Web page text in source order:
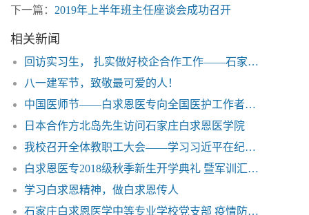
下一篇： 2019年上半年班主任座谈会成功召开
相关新闻
回访实习生， 扎实做好校企合作工作——石家庄白求恩医学院
八一建军节，致敬最可爱的人！
中国医师节——白求恩医专向全国医护工作者致敬
日本合作方北岛先生访问石家庄白求恩医学院
我校召开全体教职工大会——学习习近平在纪念五四运动100周年大会上的讲话
白求恩医专2018级秋季新生开学典礼 暨军训汇报表演圆满结束
学习白求恩精神，做白求恩传人
石家庄白求恩医学中等专业学校党支部 疫情防控工作倡议书——石家庄白求恩医学院